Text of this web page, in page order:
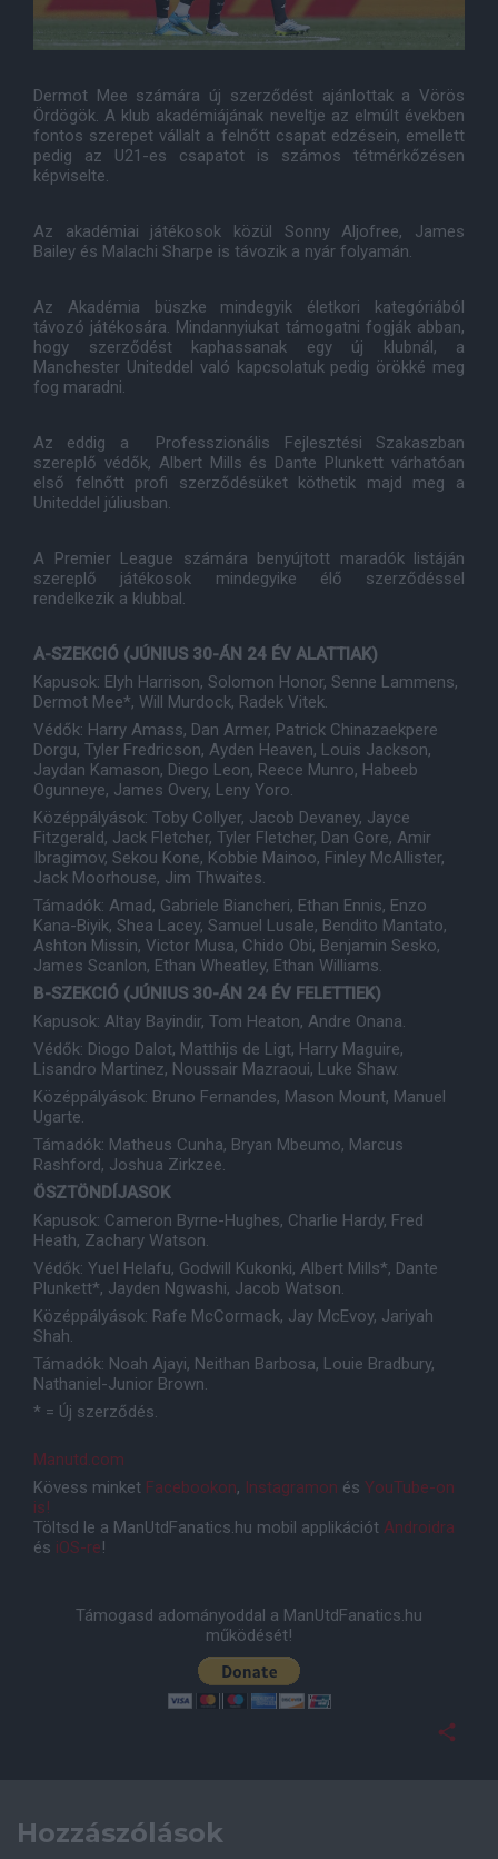
Dermot Mee számára új szerződést ajánlottak a Vörös
Ördögök. A klub akadémiájának neveltje az elmúlt években
fontos szerepet vállalt a felnőtt csapat edzésein, emellett
pedig az U21-es csapatot is számos tétmérkőzésen
képviselte.
Az akadémiai játékosok közül Sonny Aljofree, James
Bailey és Malachi Sharpe is távozik a nyár folyamán.
Az Akadémia büszke mindegyik életkori kategóriából
távozó játékosára. Mindannyiukat támogatni fogják abban,
hogy szerződést kaphassanak egy új klubnál, a
Manchester Uniteddel való kapcsolatuk pedig örökké meg
fog maradni.
Az eddig a Professzionális Fejlesztési Szakaszban
szereplő védők, Albert Mills és Dante Plunkett várhatóan
első felnőtt profi szerződésüket köthetik majd meg a
Uniteddel júliusban.
A Premier League számára benyújtott maradók listáján
szereplő játékosok mindegyike élő szerződéssel
rendelkezik a klubbal.
A-SZEKCIÓ (JÚNIUS 30-ÁN 24 ÉV ALATTIAK)
Kapusok: Elyh Harrison, Solomon Honor, Senne Lammens,
Dermot Mee*, Will Murdock, Radek Vitek.
Védők: Harry Amass, Dan Armer, Patrick Chinazaekpere
Dorgu, Tyler Fredricson, Ayden Heaven, Louis Jackson,
Jaydan Kamason, Diego Leon, Reece Munro, Habeeb
Ogunneye, James Overy, Leny Yoro.
Középpályások: Toby Collyer, Jacob Devaney, Jayce
Fitzgerald, Jack Fletcher, Tyler Fletcher, Dan Gore, Amir
Ibragimov, Sekou Kone, Kobbie Mainoo, Finley McAllister,
Jack Moorhouse, Jim Thwaites.
Támadók: Amad, Gabriele Biancheri, Ethan Ennis, Enzo
Kana-Biyik, Shea Lacey, Samuel Lusale, Bendito Mantato,
Ashton Missin, Victor Musa, Chido Obi, Benjamin Sesko,
James Scanlon, Ethan Wheatley, Ethan Williams.
B-SZEKCIÓ (JÚNIUS 30-ÁN 24 ÉV FELETTIEK)
Kapusok: Altay Bayindir, Tom Heaton, Andre Onana.
Védők: Diogo Dalot, Matthijs de Ligt, Harry Maguire,
Lisandro Martinez, Noussair Mazraoui, Luke Shaw.
Középpályások: Bruno Fernandes, Mason Mount, Manuel
Ugarte.
Támadók: Matheus Cunha, Bryan Mbeumo, Marcus
Rashford, Joshua Zirkzee.
ÖSZTÖNDÍJASOK
Kapusok: Cameron Byrne-Hughes, Charlie Hardy, Fred
Heath, Zachary Watson.
Védők: Yuel Helafu, Godwill Kukonki, Albert Mills*, Dante
Plunkett*, Jayden Ngwashi, Jacob Watson.
Középpályások: Rafe McCormack, Jay McEvoy, Jariyah
Shah.
Támadók: Noah Ajayi, Neithan Barbosa, Louie Bradbury,
Nathaniel-Junior Brown.
* = Új szerződés.
Manutd.com
Kövess minket Facebookon, Instagramon és YouTube-on
is!
Töltsd le a ManUtdFanatics.hu mobil applikációt Androidra
és iOS-re!
Támogasd adományoddal a ManUtdFanatics.hu
működését!
Hozzászólások